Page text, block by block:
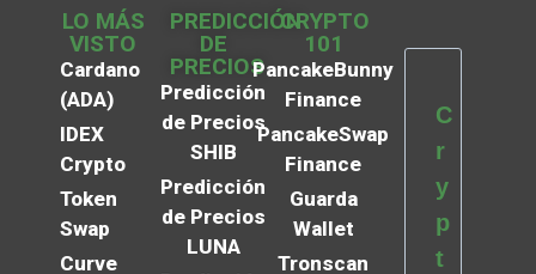
LO MÁS
VISTO
Cardano
(ADA)
IDEX
Crypto
Token
Swap
Curve
PREDICCIÓN
DE
PRECIOS
Predicción
de Precios
SHIB
Predicción
de Precios
LUNA
CRYPTO
101
PancakeBunny
Finance
PancakeSwap
Finance
Guarda
Wallet
Tronscan
C
r
y
p
t